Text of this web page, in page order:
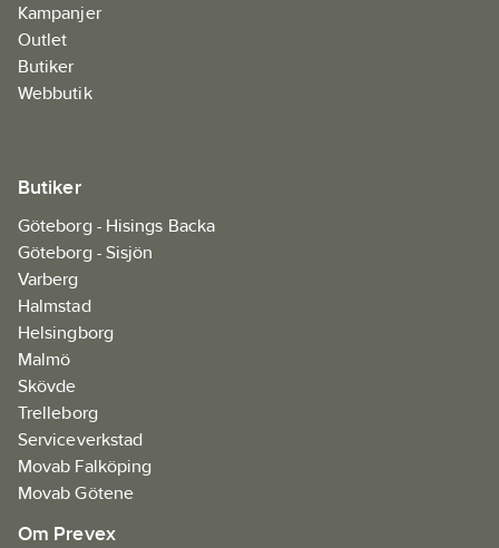
Kampanjer
Outlet
Butiker
Webbutik
Butiker
Göteborg - Hisings Backa
Göteborg - Sisjön
Varberg
Halmstad
Helsingborg
Malmö
Skövde
Trelleborg
Serviceverkstad
Movab Falköping
Movab Götene
Om Prevex